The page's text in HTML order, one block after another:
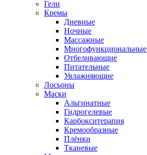
Гели
Кремы
Дневные
Ночные
Массажные
Многофункциональные
Отбеливающие
Питательные
Увлажняющие
Лосьоны
Маски
Альгинатные
Гидрогелевые
Карбокситерапия
Кремообразные
Плёнки
Тканевые